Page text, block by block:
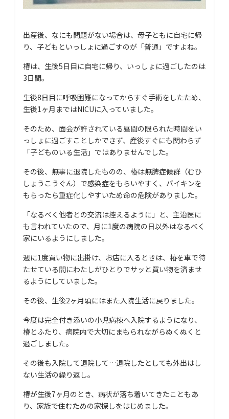
出産後、なにも問題がない場合は、母子ともに自宅に帰
り、子どもといっしょに過ごすのが「普通」ですよね。
椿は、生後5日目に自宅に帰り、いっしょに過ごしたのは
3日間。
生後8日目に呼吸困難になってからすぐ手術をしたため、
生後1ヶ月まではNICUに入っていました。
そのため、面会が許されている昼間の限られた時間をい
っしょに過ごすことしかできず、産後すぐにも関わらず
「子どものいる生活」ではありませんでした。
その後、無事に退院したものの、椿は無脾症候群（むひ
しょうこうぐん）で感染症をもらいやすく、バイキンを
もらったら重症化しやすいため命の危険がありました。
「なるべく他者との交流は控えるように」と、主治医に
も言われていたので、月に1度の病院の日以外はなるべく
家にいるようにしました。
週に1度買い物に出掛け、お店に入るときは、椿を車で待
たせている間にわたしがひとりでサッと買い物を済ませ
るようにしていました。
その後、生後2ヶ月頃にはまた入院生活に戻りました。
今度は完全付き添いの小児病棟へ入院するようになり、
椿とふたり、病院内で大切にまもられながらぬくぬくと
過ごしました。
その後も入院して退院して…退院したとしても外出はし
ない生活の繰り返し。
椿が生後7ヶ月のとき、病状が落ち着いてきたこともあ
り、家族で住むための家探しをはじめました。